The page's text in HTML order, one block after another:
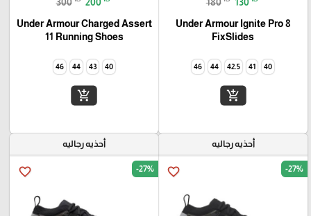
Under Armour Ignite Pro 8
FixSlides
40
41
42.5
44
46
add_shopping_cart
Under Armour Charged Assert
11 Running Shoes
40
43
44
46
add_shopping_cart
أحذيه رجاليه
favorite_border -27%
أحذيه رجاليه
favorite_border -27%